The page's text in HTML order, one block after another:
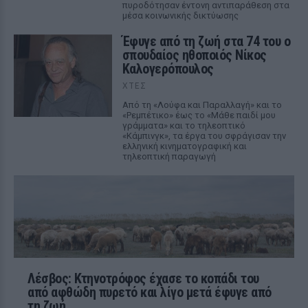
πυροδότησαν έντονη αντιπαράθεση στα
μέσα κοινωνικής δικτύωσης
Έφυγε από τη ζωή στα 74 του ο
σπουδαίος ηθοποιός Νίκος
Καλογερόπουλος
ΧΤΕΣ
Από τη «Λούφα και Παραλλαγή» και το
«Ρεμπέτικο» έως το «Μάθε παιδί μου
γράμματα» και το τηλεοπτικό
«Κάμπινγκ», τα έργα του σφράγισαν την
ελληνική κινηματογραφική και
τηλεοπτική παραγωγή
Λέσβος: Κτηνοτρόφος έχασε το κοπάδι του
από αφθώδη πυρετό και λίγο μετά έφυγε από